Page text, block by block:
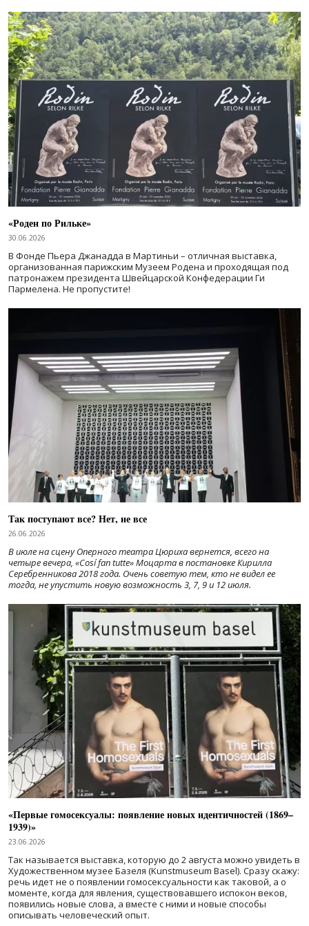
«Роден по Рильке»
30.06.2026
В Фонде Пьера Джанадда в Мартиньи – отличная выставка,
организованная парижским Музеем Родена и проходящая под
патронажем президента Швейцарской Конфедерации Ги
Пармелена. Не пропустите!
Так поступают все? Нет, не все
26.06.2026
В июле на сцену Оперного театра Цюриха вернется, всего на
четыре вечера, «Cosí fan tutte» Моцарта в постановке Кирилла
Серебренникова 2018 года. Очень советую тем, кто не видел ее
тогда, не упустить новую возможность 3, 7, 9 и 12 июля.
«Первые гомосексуалы: появление новых идентичностей (1869–
1939)»
23.06.2026
Так называется выставка, которую до 2 августа можно увидеть в
Художественном музее Базеля (Kunstmuseum Basel). Сразу скажу:
речь идет не о появлении гомосексуальности как таковой, а о
моменте, когда для явления, существовавшего испокон веков,
появились новые слова, а вместе с ними и новые способы
описывать человеческий опыт.